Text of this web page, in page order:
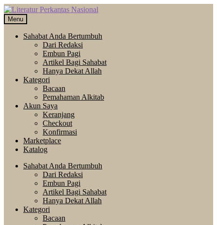
Skip
to
navigation
Langsung
ke
isi
Menu
Sahabat Anda Bertumbuh
Dari Redaksi
Embun Pagi
Artikel Bagi Sahabat
Hanya Dekat Allah
Kategori
Bacaan
Pemahaman Alkitab
Akun Saya
Keranjang
Checkout
Konfirmasi
Marketplace
Katalog
Sahabat Anda Bertumbuh
Dari Redaksi
Embun Pagi
Artikel Bagi Sahabat
Hanya Dekat Allah
Kategori
Bacaan